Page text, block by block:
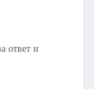
ответ и